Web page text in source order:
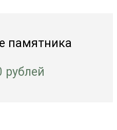
памятника
рублей